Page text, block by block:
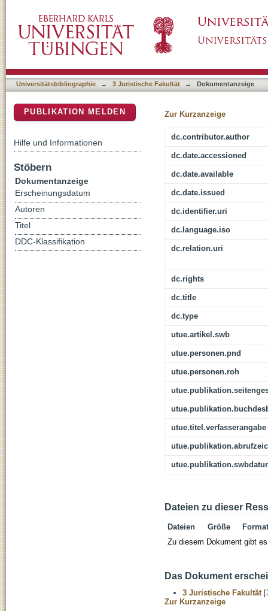
Universitätsbibliographie → 3 Juristische Fakultät → Dokumentanzeige
Zur Kurzanzeige
dc.contributor.author
dc.date.accessioned
dc.date.available
dc.date.issued
dc.identifier.uri
dc.language.iso
dc.relation.uri
dc.rights
dc.title
dc.type
utue.artikel.swb
utue.personen.pnd
utue.personen.roh
utue.titel.verfasserangabe
Dateien zu dieser
Dateien Größe
Format
Zu diesem Dokument gibt
Das Dokument
3 Juristische Fakultät
Zur Kurzanzeige
PUBLIKATION MELDEN
Hilfe und Informationen
Stöbern
Dokumentanzeige
Erscheinungsdatum
Autoren
Titel
DDC-Klassifikation